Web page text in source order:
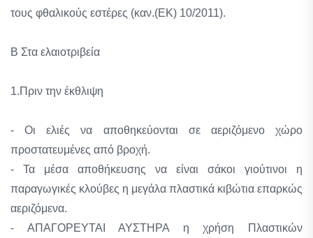
τους φθαλικούς εστέρες (καν.(ΕΚ) 10/2011).
Β Στα ελαιοτριβεία
1.Πριν την έκθλιψη
- Οι ελιές να αποθηκεύονται σε αεριζόμενο χώρο
προστατευμένες από βροχή.
- Τα μέσα αποθήκευσης να είναι σάκοι γιούτινοι η
παραγωγικές κλούβες η μεγάλα πλαστικά κιβώτια επαρκώς
αεριζόμενα.
- ΑΠΑΓΟΡΕΥΤΑΙ ΑΥΣΤΗΡΑ η χρήση Πλαστικών